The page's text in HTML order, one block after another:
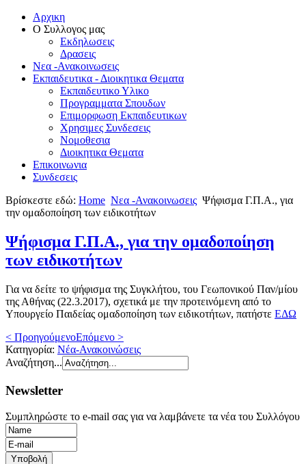
Αρχικη
Ο Συλλογος μας
Εκδηλωσεις
Δρασεις
Νεα -Ανακοινωσεις
Εκπαιδευτικα - Διοικητικα Θεματα
Εκπαιδευτικο Υλικο
Προγραμματα Σπουδων
Επιμορφωση Εκπαιδευτικων
Χρησιμες Συνδεσεις
Νομοθεσια
Διοικητικα Θεματα
Επικοινωνια
Συνδεσεις
Βρίσκεστε εδώ: Home Νεα -Ανακοινωσεις Ψήφισμα Γ.Π.Α., για
την ομαδοποίηση των ειδικοτήτων
Ψήφισμα Γ.Π.Α., για την ομαδοποίηση
των ειδικοτήτων
Για να δείτε το ψήφισμα της Συγκλήτου, του Γεωπονικού Παν/μίου
της Αθήνας (22.3.2017), σχετικά με την προτεινόμενη από το
Υπουργείο Παιδείας ομαδοποίηση των ειδικοτήτων, πατήστε ΕΔΩ
< ΠροηγούμενοΕπόμενο >
Κατηγορία: Νέα-Ανακοινώσεις
Αναζήτηση...
Newsletter
Συμπληρώστε το e-mail σας για να λαμβάνετε τα νέα του Συλλόγου